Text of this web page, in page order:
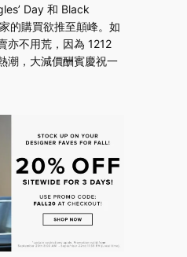
Day 和 Black
的購買欲推至顛峰。如
亦不用荒，因為 1212
潮，大減價酬賓慶祝一